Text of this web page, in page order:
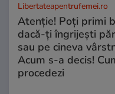
Libertateapentrufemei.ro
Atenție! Poți primi
dacă-ți îngrijești
sau pe cineva
Acum s-a decis!
procedezi